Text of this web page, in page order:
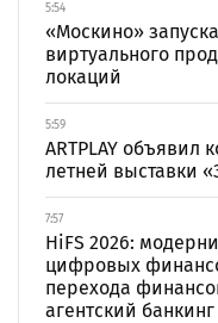
5:54
«Москино»
виртуального
локаций
5:59
ARTPLAY объявил
летней выставки
7:57
HiFS 2026:
цифровых
перехода
агентский банкинг